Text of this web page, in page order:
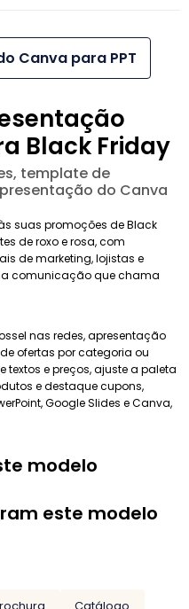
Canva para PPT
Black Friday
template de
do Canva
suas promoções de Black
de roxo e rosa, com
de marketing, lojistas e
comunicação que chama
nas redes, apresentação
ofertas por categoria ou
e preços, ajuste a paleta
e destaque cupons,
Google Slides e Canva,
modelo
este modelo